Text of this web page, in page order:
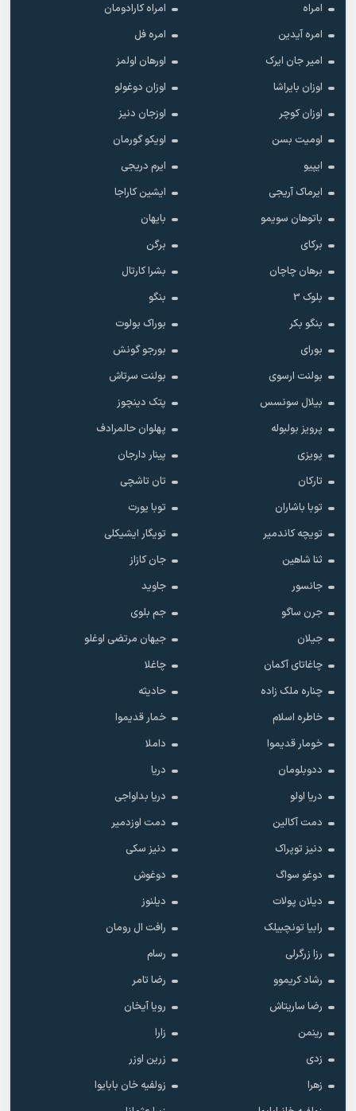
امراه
امراه کارادومان
امره آیدین
امره فل
امیر جان ایرک
اورهان اولمز
اوزان بایراشا
اوزان دوغولو
اوزان کوچر
اوزجان دنیز
اومیت بسن
اویکو گورمان
ایپیو
ایرم دریجی
ایرماک آریجی
ایشین کاراجا
باتوهان سویمو
بایهان
برکای
برگن
برهان چاچان
بشرا کارتال
بلوک 3
بنگو
بنگو بکر
بوراک بولوت
بورای
بورجو گونش
بولنت ارسوی
بولنت سرتاش
بیلال سونسس
پتک دینچوز
پرویز بولبوله
پهلوان حالمرادف
پویزی
پینار دارجان
تارکان
تان تاشچی
توبا باشاران
توبا یورت
تویچه کاندمیر
تویگار ایشیکلی
ثنا شاهین
جان کازاز
جانسور
جاوید
جرن ساگو
جم بلوی
جیلان
جیهان مرتضی اوغلو
چاغاتای آکمان
چاغلا
چناره ملک زاده
حادیثه
خاطره اسلام
خمار قدیموا
خومار قدیموا
داملا
ددوبلومان
دریا
دریا اولو
دریا بداواجی
دمت آکالین
دمت اوزدمیر
دنیز توپراک
دنیز سکی
دوغو سواگ
دوغوش
دیلان پولات
دیلنوز
رابیا تونچبیلک
رافت ال رومان
رزا زرگرلی
رسام
رشاد کریموو
رضا تامر
رضا ساریتاش
رویا آیخان
رینمن
زارا
زدی
زرین اوزر
زهرا
زولفیه خان بابایوا